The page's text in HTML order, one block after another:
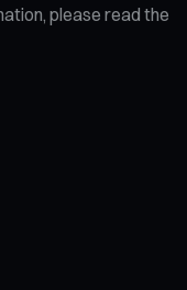
please read the